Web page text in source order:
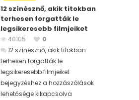
12 színésznő, akik titokban
terhesen forgatták le
legsikeresebb filmjeiket
40105
0
12 színésznő, akik titokban
terhesen forgatták le
legsikeresebb filmjeiket
bejegyzéshez a hozzászólások
lehetősége kikapcsolva